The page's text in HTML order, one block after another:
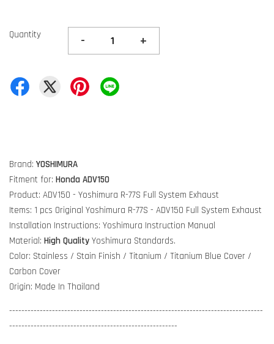
Quantity - +
Brand: YOSHIMURA
Fitment for: Honda ADV150
Product: ADV150 - Yoshimura R-77S Full System Exhaust
Items: 1 pcs Original Yoshimura R-77S - ADV150 Full System Exhaust
Installation Instructions: Yoshimura Instruction Manual
Material: High Quality Yoshimura Standards.
Color: Stainless / Stain Finish / Titanium / Titanium Blue Cover /
Carbon Cover
Origin: Made In Thailand
-----------------------------------------------------------------------------------
-------------------------------------------------------